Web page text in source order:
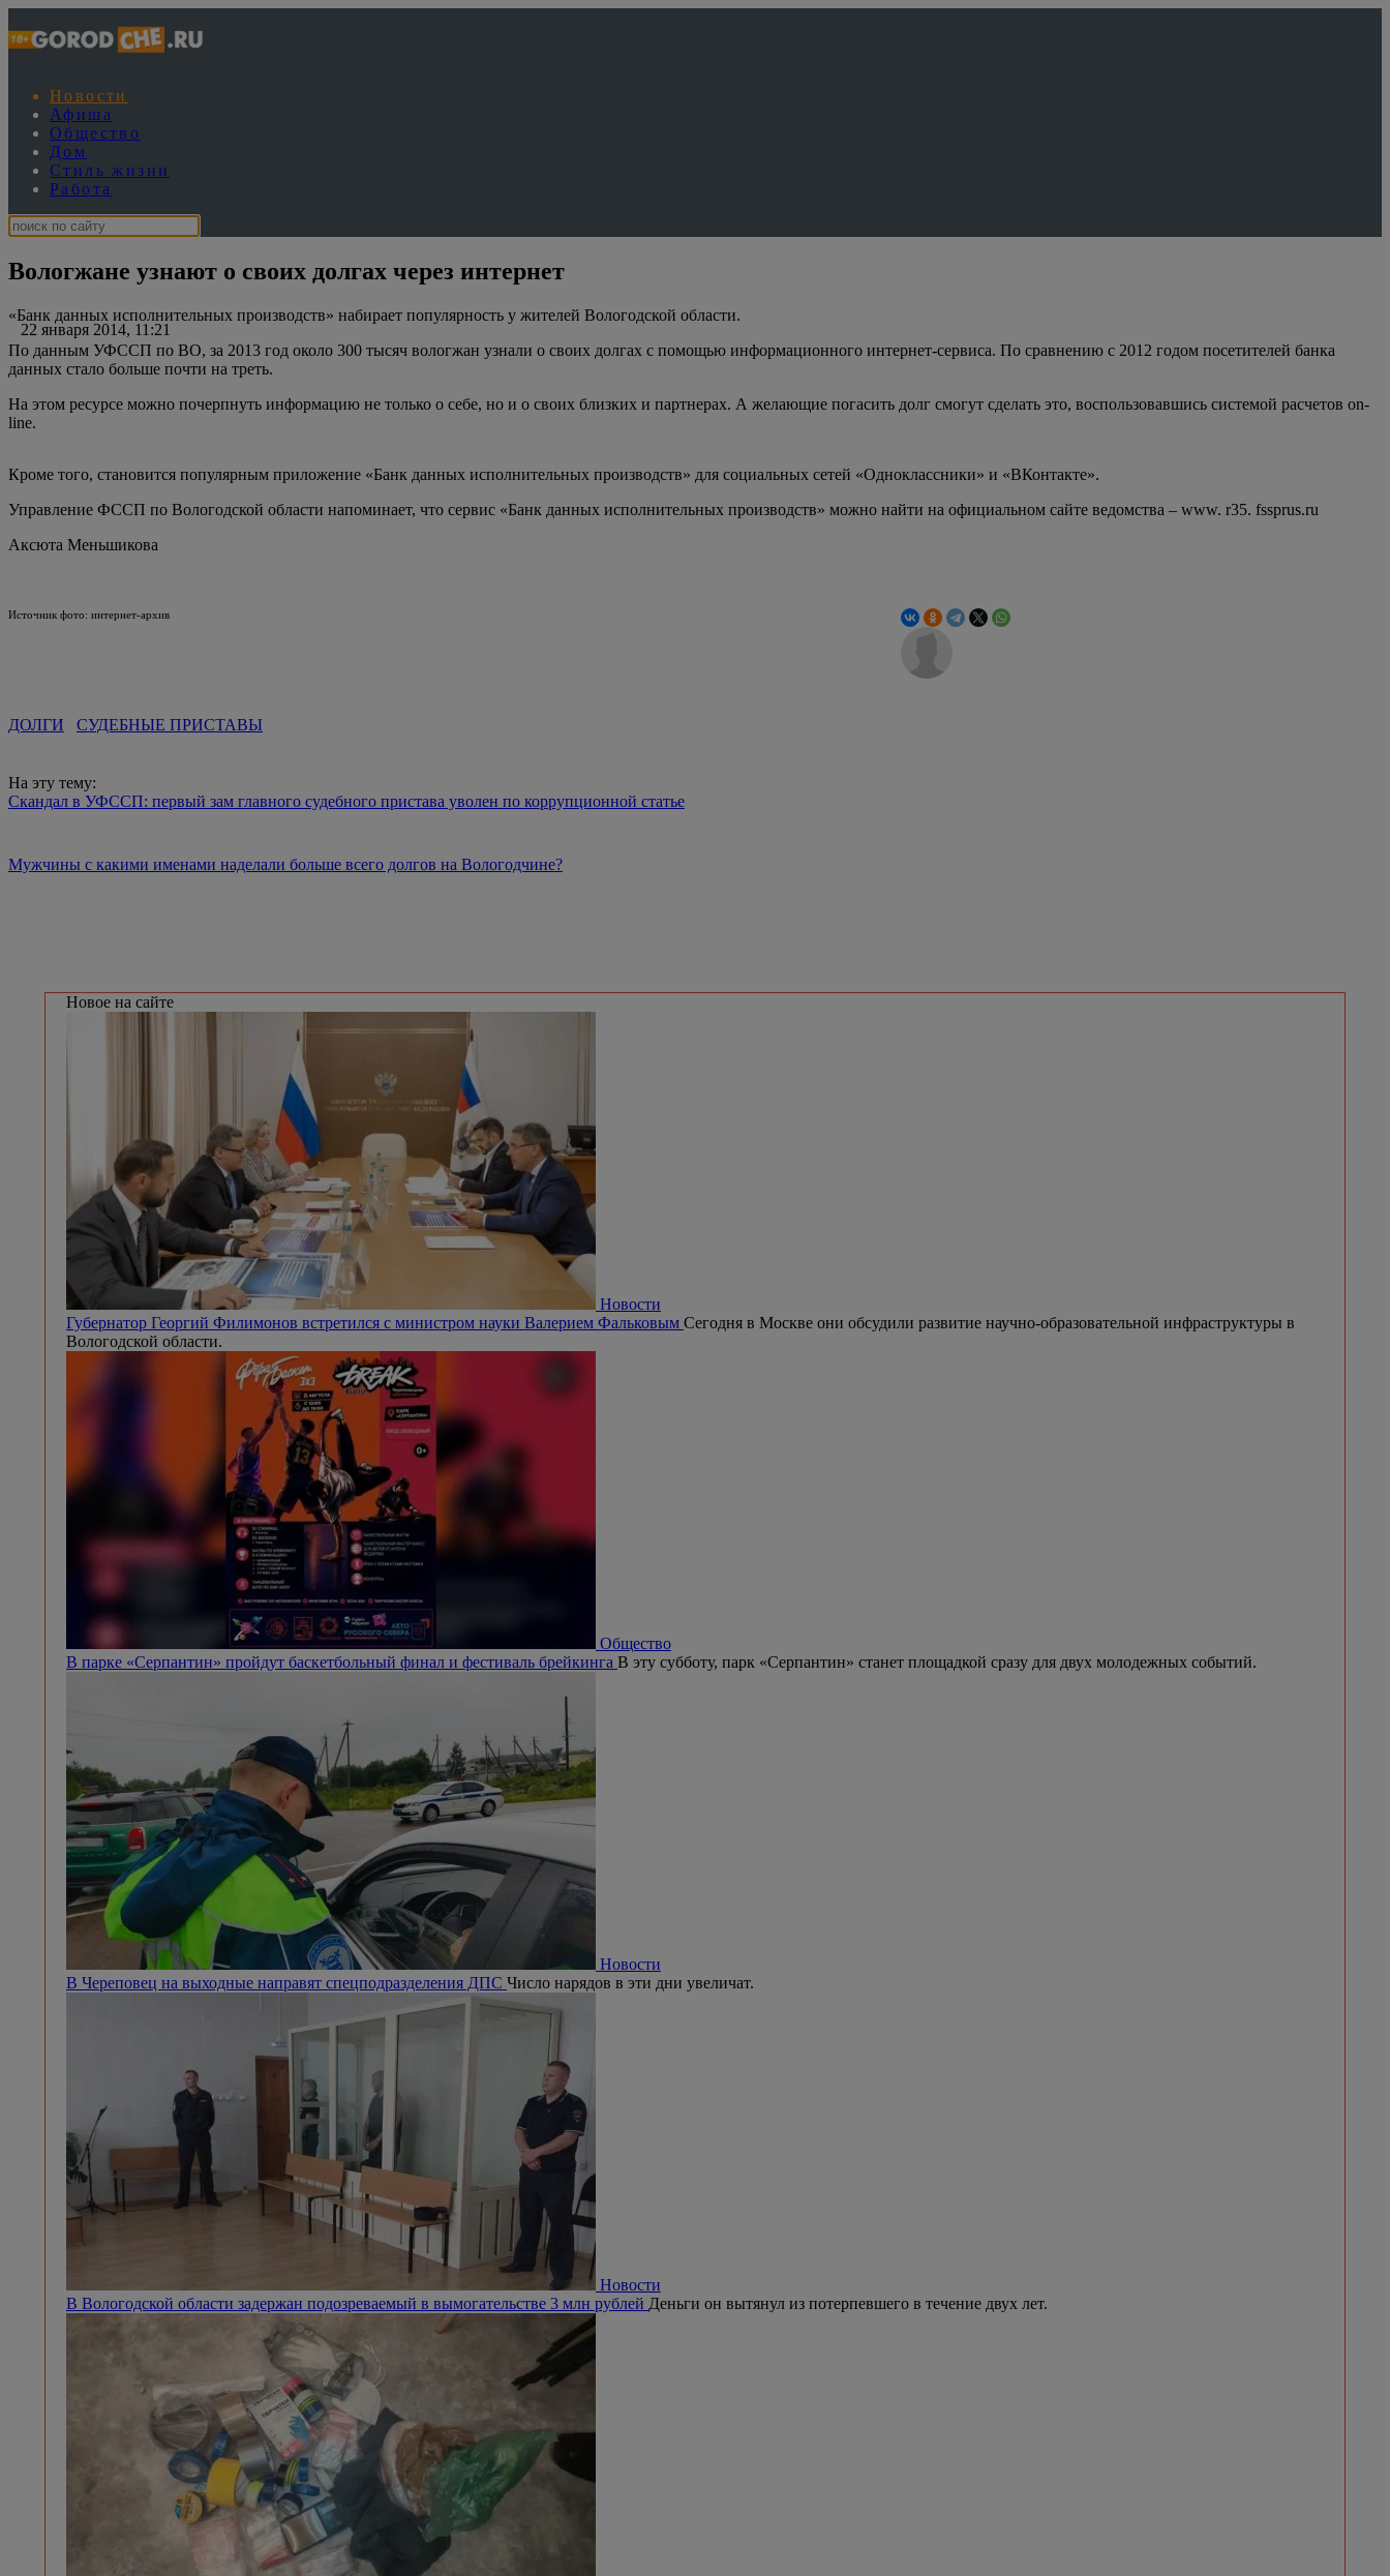
Новости
Афиша
Общество
Дом
Стиль жизни
Работа
Вологжане узнают о своих долгах через интернет
22 января 2014, 11:21
«Банк данных исполнительных производств» набирает популярность у жителей Вологодской области.
По данным УФССП по ВО, за 2013 год около 300 тысяч вологжан узнали о своих долгах с помощью информационного интернет-сервиса. По сравнению с 2012 годом посетителей банка
данных стало больше почти на треть.
На этом ресурсе можно почерпнуть информацию не только о себе, но и о своих близких и партнерах. А желающие погасить долг смогут сделать это, воспользовавшись системой расчетов on-
line.
Кроме того, становится популярным приложение «Банк данных исполнительных производств» для социальных сетей «Одноклассники» и «ВКонтакте».
Управление ФССП по Вологодской области напоминает, что сервис «Банк данных исполнительных производств» можно найти на официальном сайте ведомства – www. r35. fssprus.ru
Аксюта Меньшикова
Источник фото: интернет-архив
ДОЛГИ СУДЕБНЫЕ ПРИСТАВЫ
На эту тему:
Скандал в УФССП: первый зам главного судебного пристава уволен по коррупционной статье
Мужчины с какими именами наделали больше всего долгов на Вологодчине?
Новое на сайте
Новости
Губернатор Георгий Филимонов встретился с министром науки Валерием Фальковым Сегодня в Москве они обсудили развитие научно-образовательной инфраструктуры в
Вологодской области.
Общество
В парке «Серпантин» пройдут баскетбольный финал и фестиваль брейкинга В эту субботу, парк «Серпантин» станет площадкой сразу для двух молодежных событий.
Новости
В Череповец на выходные направят спецподразделения ДПС Число нарядов в эти дни увеличат.
Новости
В Вологодской области задержан подозреваемый в вымогательстве 3 млн рублей Деньги он вытянул из потерпевшего в течение двух лет.